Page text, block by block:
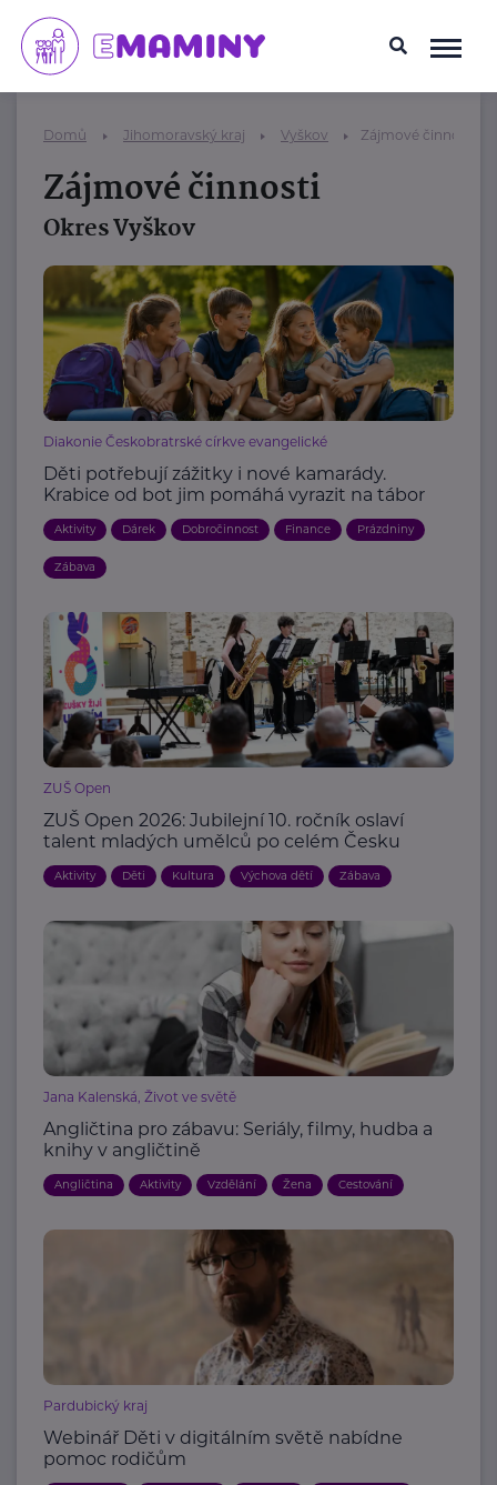
Domů Jihomoravský kraj Vyškov Zájmové činnosti
Zájmové činnosti
Okres Vyškov
Diakonie Českobratrské církve evangelické
Děti potřebují zážitky i nové kamarády.
Krabice od bot jim pomáhá vyrazit na tábor
Aktivity Dárek Dobročinnost Finance Prázdniny
Zábava
ZUŠ Open
ZUŠ Open 2026: Jubilejní 10. ročník oslaví
talent mladých umělců po celém Česku
Aktivity Děti Kultura Výchova dětí Zábava
Jana Kalenská, Život ve světě
Angličtina pro zábavu: Seriály, filmy, hudba a
knihy v angličtině
Angličtina Aktivity Vzdělání Žena Cestování
Pardubický kraj
Webinář Děti v digitálním světě nabídne
pomoc rodičům